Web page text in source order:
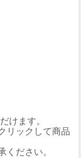
けます。
リックして商品
ださい。